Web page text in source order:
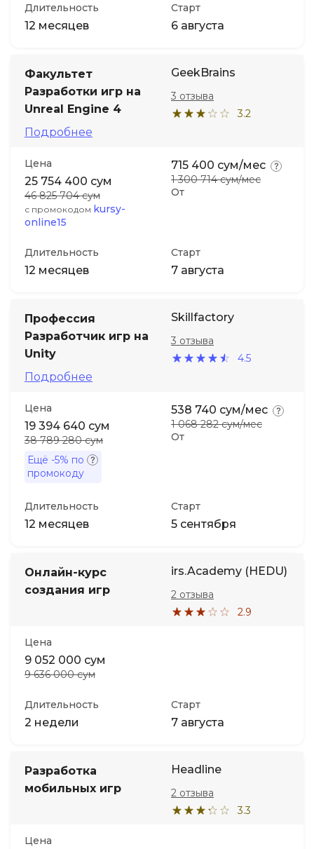
Длительность
12 месяцев
Старт
6 августа
Факультет
Разработки игр на
Unreal Engine 4
Подробнее
GeekBrains
3.2
3 отзыва
Цена
25 754 400 сум
46 825 704 сум
с промокодом kursy-
online15
От
715 400 сум/мес
1 300 714 сум/мес
Длительность
12 месяцев
Старт
7 августа
Профессия
Разработчик игр на
Unity
Подробнее
Skillfactory
4.5
3 отзыва
Цена
19 394 640 сум
38 789 280 сум
Ещё -5% по
промокоду
От
538 740 сум/мес
1 068 282 сум/мес
Длительность
12 месяцев
Старт
5 сентября
Онлайн-курс
создания игр
irs.Academy (HEDU)
2.9
2 отзыва
Цена
9 052 000 сум
9 636 000 сум
Длительность
2 недели
Старт
7 августа
Разработка
мобильных игр
Headline
3.3
2 отзыва
Цена